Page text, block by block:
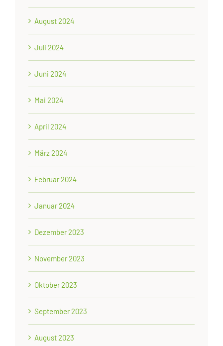
August 2024
Juli 2024
Juni 2024
Mai 2024
April 2024
März 2024
Februar 2024
Januar 2024
Dezember 2023
November 2023
Oktober 2023
September 2023
August 2023